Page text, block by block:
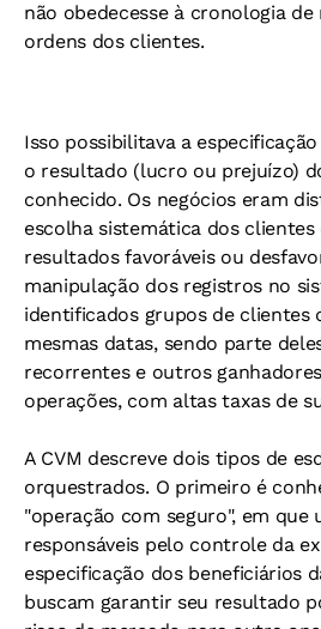
não obedecesse à cronologia
ordens dos clientes.
Isso possibilitava a
o resultado (lucro ou prejuízo)
conhecido. Os negócios eram
escolha sistemática dos clientes
resultados favoráveis ou
manipulação dos registros no
identificados grupos de clientes
mesmas datas, sendo parte
recorrentes e outros
operações, com altas taxas de
A CVM descreve dois tipos de
orquestrados. O primeiro é
"operação com seguro", em que
responsáveis pelo controle da
especificação dos beneficiários
buscam garantir seu resultado